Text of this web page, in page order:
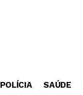
POLÍCIA SAÚDE